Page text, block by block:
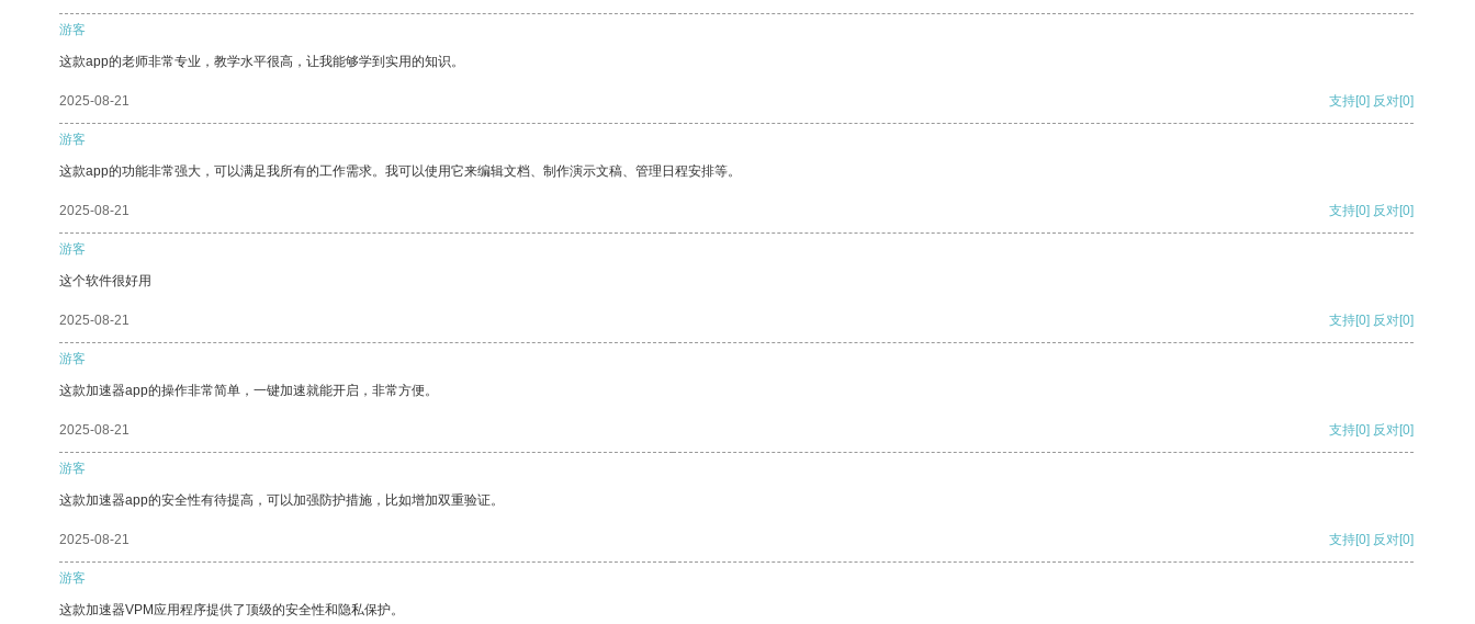
游客
这款app的老师非常专业，教学水平很高，让我能够学到实用的知识。
2025-08-21 支持[0] 反对[0]
游客
这款app的功能非常强大，可以满足我所有的工作需求。我可以使用它来编辑文档、制作演示文稿、管理日程安排等。
2025-08-21 支持[0] 反对[0]
游客
这个软件很好用
2025-08-21 支持[0] 反对[0]
游客
这款加速器app的操作非常简单，一键加速就能开启，非常方便。
2025-08-21 支持[0] 反对[0]
游客
这款加速器app的安全性有待提高，可以加强防护措施，比如增加双重验证。
2025-08-21 支持[0] 反对[0]
游客
这款加速器VPM应用程序提供了顶级的安全性和隐私保护。